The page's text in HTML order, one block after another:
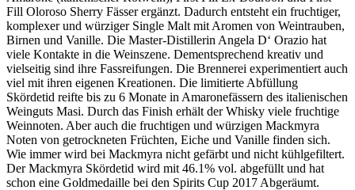
Fill Oloroso Sherry Fässer ergänzt. Dadurch entsteht ein fruchtiger,
komplexer und würziger Single Malt mit Aromen von Weintrauben,
Birnen und Vanille. Die Master-Distillerin Angela D‘ Orazio hat
viele Kontakte in die Weinszene. Dementsprechend kreativ und
vielseitig sind ihre Fassreifungen. Die Brennerei experimentiert auch
viel mit ihren eigenen Kreationen. Die limitierte Abfüllung
Skördetid reifte bis zu 6 Monate in Amaronefässern des italienischen
Weinguts Masi. Durch das Finish erhält der Whisky viele fruchtige
Weinnoten. Aber auch die fruchtigen und würzigen Mackmyra
Noten von getrockneten Früchten, Eiche und Vanille finden sich.
Wie immer wird bei Mackmyra nicht gefärbt und nicht kühlgefiltert.
Der Mackmyra Skördetid wird mit 46.1% vol. abgefüllt und hat
schon eine Goldmedaille bei den Spirits Cup 2017 Abgeräumt.